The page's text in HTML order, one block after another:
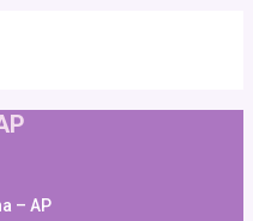
– AP